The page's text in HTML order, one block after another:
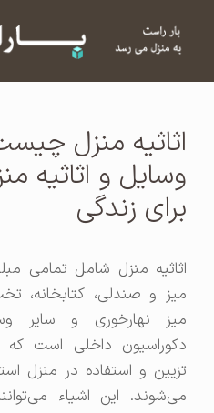
اثاثیه منزل چیست؟
وسایل و اثاثیه منزل
برای زندگی
اثاثیه منزل شامل تمامی مبلمان،
میز و صندلی، کتابخانه، تخت و
میز نهارخوری و سایر وسایل
دکوراسیون داخلی است که برای
تزیین و استفاده در منزل استفاده
می‌شوند. این اشیاء می‌توانند از